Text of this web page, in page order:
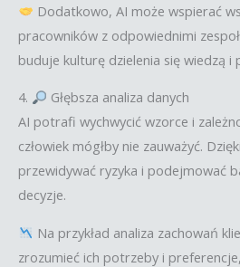
Dodatkowo, AI może wspierać
pracowników z odpowiednimi
buduje kulturę dzielenia się wiedzą i
4.
Głębsza analiza danych
AI potrafi wychwycić wzorce i
człowiek mógłby nie zauważyć.
przewidywać ryzyka i podejmować
decyzje.
Na przykład analiza zachowań
zrozumieć ich potrzeby i